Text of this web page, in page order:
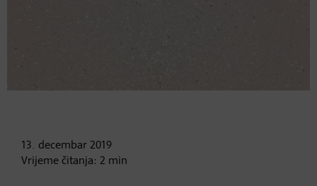
13. decembar 2019
Vrijeme čitanja: 2 min